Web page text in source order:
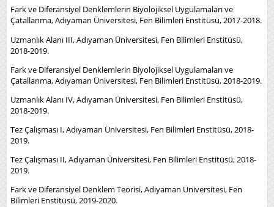
Fark ve Diferansiyel Denklemlerin Biyolojiksel Uygulamaları ve
Çatallanma, Adıyaman Üniversitesi, Fen Bilimleri Enstitüsü, 2017-2018.
Uzmanlık Alanı III, Adıyaman Üniversitesi, Fen Bilimleri Enstitüsü,
2018-2019.
Fark ve Diferansiyel Denklemlerin Biyolojiksel Uygulamaları ve
Çatallanma, Adıyaman Üniversitesi, Fen Bilimleri Enstitüsü, 2018-2019.
Uzmanlık Alanı IV, Adıyaman Üniversitesi, Fen Bilimleri Enstitüsü,
2018-2019.
Tez Çalışması I, Adıyaman Üniversitesi, Fen Bilimleri Enstitüsü, 2018-
2019.
Tez Çalışması II, Adıyaman Üniversitesi, Fen Bilimleri Enstitüsü, 2018-
2019.
Fark ve Diferansiyel Denklem Teorisi, Adıyaman Üniversitesi, Fen
Bilimleri Enstitüsü, 2019-2020.